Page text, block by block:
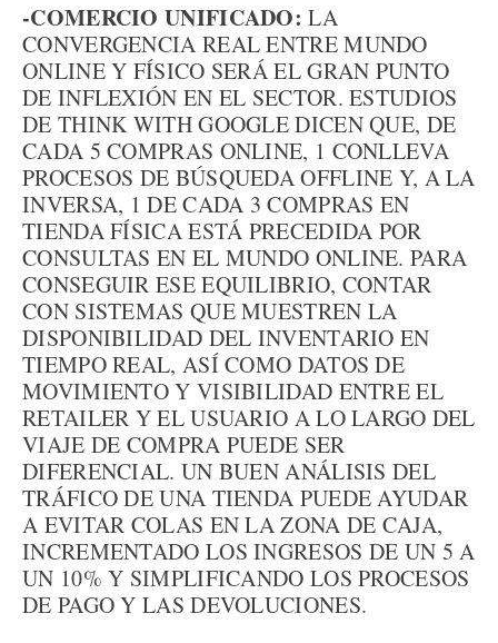
-COMERCIO UNIFICADO: LA
CONVERGENCIA REAL ENTRE MUNDO
ONLINE Y FÍSICO SERÁ EL GRAN PUNTO
DE INFLEXIÓN EN EL SECTOR. ESTUDIOS
DE THINK WITH GOOGLE DICEN QUE, DE
CADA 5 COMPRAS ONLINE, 1 CONLLEVA
PROCESOS DE BÚSQUEDA OFFLINE Y, A LA
INVERSA, 1 DE CADA 3 COMPRAS EN
TIENDA FÍSICA ESTÁ PRECEDIDA POR
CONSULTAS EN EL MUNDO ONLINE. PARA
CONSEGUIR ESE EQUILIBRIO, CONTAR
CON SISTEMAS QUE MUESTREN LA
DISPONIBILIDAD DEL INVENTARIO EN
TIEMPO REAL, ASÍ COMO DATOS DE
MOVIMIENTO Y VISIBILIDAD ENTRE EL
RETAILER Y EL USUARIO A LO LARGO DEL
VIAJE DE COMPRA PUEDE SER
DIFERENCIAL. UN BUEN ANÁLISIS DEL
TRÁFICO DE UNA TIENDA PUEDE AYUDAR
A EVITAR COLAS EN LA ZONA DE CAJA,
INCREMENTADO LOS INGRESOS DE UN 5 A
UN 10% Y SIMPLIFICANDO LOS PROCESOS
DE PAGO Y LAS DEVOLUCIONES.